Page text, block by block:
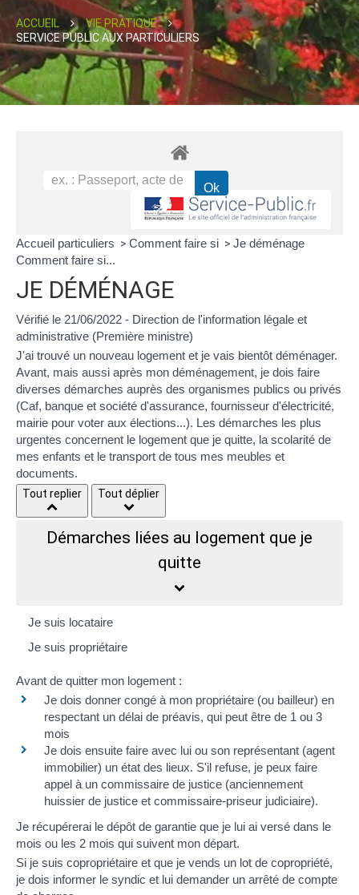
ACCUEIL
VIE PRATIQUE
SERVICE PUBLIC AUX PARTICULIERS
Accueil particuliers > Comment faire si > Je déménage
Comment faire si...
JE DÉMÉNAGE
Vérifié le 21/06/2022 - Direction de l'information légale et
administrative (Première ministre)
J'ai trouvé un nouveau logement et je vais bientôt déménager.
Avant, mais aussi après mon déménagement, je dois faire
diverses démarches auprès des organismes publics ou privés
(Caf, banque et société d'assurance, fournisseur d'électricité,
mairie pour voter aux élections...). Les démarches les plus
urgentes concernent le logement que je quitte, la scolarité de
mes enfants et le transport de tous mes meubles et
documents.
Tout replier Tout déplier
Démarches liées au logement que je
quitte
Je suis locataire
Je suis propriétaire
Avant de quitter mon logement :
Je dois donner congé à mon propriétaire (ou bailleur) en
respectant un délai de préavis, qui peut être de 1 ou 3
mois
Je dois ensuite faire avec lui ou son représentant (agent
immobilier) un état des lieux. S'il refuse, je peux faire
appel à un commissaire de justice (anciennement
huissier de justice et commissaire-priseur judiciaire).
Je récupérerai le dépôt de garantie que je lui ai versé dans le
mois ou les 2 mois qui suivent mon départ.
Si je suis copropriétaire et que je vends un lot de copropriété,
je dois informer le syndic et lui demander un arrêté de compte